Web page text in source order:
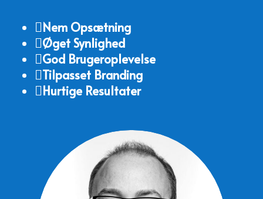
Nem Opsætning
Øget Synlighed
God Brugeroplevelse
Tilpasset Branding
Hurtige Resultater